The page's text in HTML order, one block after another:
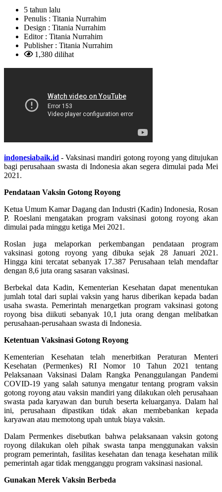
5 tahun lalu
Penulis : Titania Nurrahim
Design : Titania Nurrahim
Editor : Titania Nurrahim
Publisher : Titania Nurrahim
1,380 dilihat
indonesiabaik.id - Vaksinasi mandiri gotong royong yang ditujukan
bagi perusahaan swasta di Indonesia akan segera dimulai pada Mei
2021.
Pendataan Vaksin Gotong Royong
Ketua Umum Kamar Dagang dan Industri (Kadin) Indonesia, Rosan
P. Roeslani mengatakan program vaksinasi gotong royong akan
dimulai pada minggu ketiga Mei 2021.
Roslan juga melaporkan perkembangan pendataan program
vaksinasi gotong royong yang dibuka sejak 28 Januari 2021.
Hingga kini tercatat sebanyak 17.387 Perusahaan telah mendaftar
dengan 8,6 juta orang sasaran vaksinasi.
Berbekal data Kadin, Kementerian Kesehatan dapat menentukan
jumlah total dari suplai vaksin yang harus diberikan kepada badan
usaha swasta. Pemerintah menargetkan program vaksinasi gotong
royong bisa diikuti sebanyak 10,1 juta orang dengan melibatkan
perusahaan-perusahaan swasta di Indonesia.
Ketentuan Vaksinasi Gotong Royong
Kementerian Kesehatan telah menerbitkan Peraturan Menteri
Kesehatan (Permenkes) RI Nomor 10 Tahun 2021 tentang
Pelaksanaan Vaksinasi Dalam Rangka Penanggulangan Pandemi
COVID-19 yang salah satunya mengatur tentang program vaksin
gotong royong atau vaksin mandiri yang dilakukan oleh perusahaan
swasta pada karyawan dan buruh beserta keluarganya. Dalam hal
ini, perusahaan dipastikan tidak akan membebankan kepada
karyawan atau memotong upah untuk biaya vaksin.
Dalam Permenkes disebutkan bahwa pelaksanaan vaksin gotong
royong dilakukan oleh pihak swasta tanpa menggunakan vaksin
program pemerintah, fasilitas kesehatan dan tenaga kesehatan milik
pemerintah agar tidak mengganggu program vaksinasi nasional.
Gunakan Merek Vaksin Berbeda